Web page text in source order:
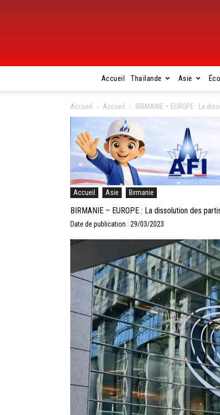
Accueil Thaïlande Asie
Accueil Accueil BIRMANIE – EUROPE : La
Accueil Asie Birmanie
BIRMANIE – EUROPE : La dissolution des
Date de publication : 29/03/2023